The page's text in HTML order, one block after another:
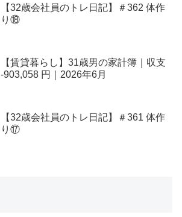
【32歳会社員のトレ日記】＃362 体作
り⑱
【賃貸暮らし】31歳男の家計簿｜収支
-903,058 円｜2026年6月
【32歳会社員のトレ日記】＃361 体作
り⑰